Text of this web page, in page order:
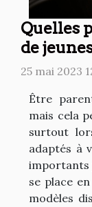
Quelles
de
25 mai 2023
Être
mais cela
surtout
adaptés à
importants
se place
modèles